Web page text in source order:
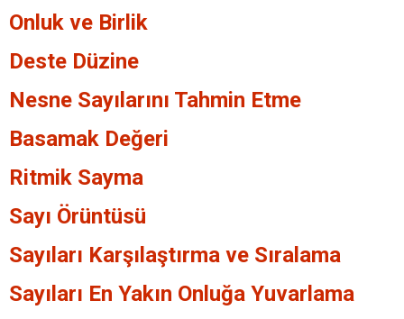
Onluk ve Birlik
Deste Düzine
Nesne Sayılarını Tahmin Etme
Basamak Değeri
Ritmik Sayma
Sayı Örüntüsü
Sayıları Karşılaştırma ve Sıralama
Sayıları En Yakın Onluğa Yuvarlama